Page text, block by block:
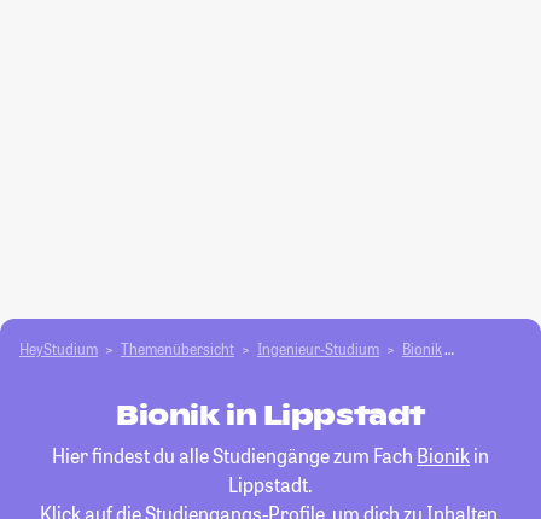
HeyStudium Themenübersicht Ingenieur-Studium Bionik
Bionik in Lippstadt
Hier findest du alle Studiengänge zum Fach Bionikin
Lippstadt.
Klick auf die Studiengangs-Profile, um dich zu Inhalten,